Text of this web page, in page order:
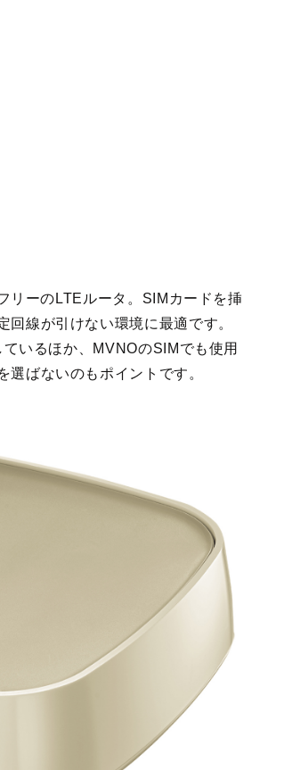
リーのLTEルータ。SIMカードを挿
線が引けない環境に最適です。
いるほか、MVNOのSIMでも使用
ばないのもポイントです。